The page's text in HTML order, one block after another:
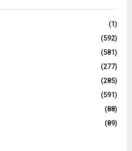
(1)
(592)
(581)
(277)
(285)
(591)
(88)
(89)